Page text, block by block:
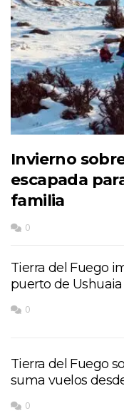
Invierno
escapada
familia
0
Tierra del Fuego
puerto de Ushuaia
0
Tierra del Fuego
suma vuelos
0